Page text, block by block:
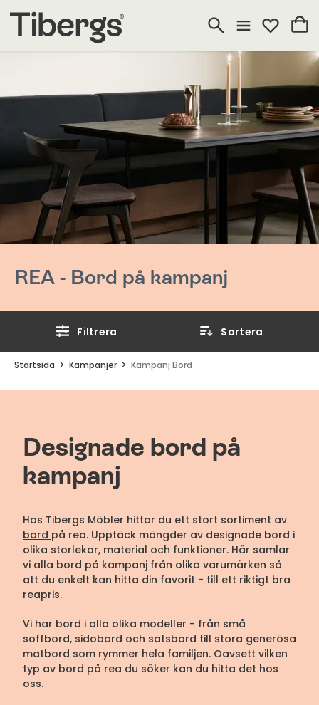
REA - Bord på kampanj
Filtrera Sortera
Startsida Kampanjer Kampanj Bord
Designade bord på
kampanj
Hos Tibergs Möbler hittar du ett stort sortiment av
bord på rea. Upptäck mängder av designade bord i
olika storlekar, material och funktioner. Här samlar
vi alla bord på kampanj från olika varumärken så
att du enkelt kan hitta din favorit - till ett riktigt bra
reapris.
Vi har bord i alla olika modeller - från små
soffbord, sidobord och satsbord till stora generösa
matbord som rymmer hela familjen. Oavsett vilken
typ av bord på rea du söker kan du hitta det hos
oss.